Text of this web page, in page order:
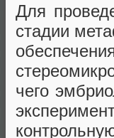
Для
стадии
чего